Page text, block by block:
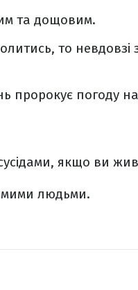
та дощовим.
то
пророкує погоду
якщо ви
людьми.